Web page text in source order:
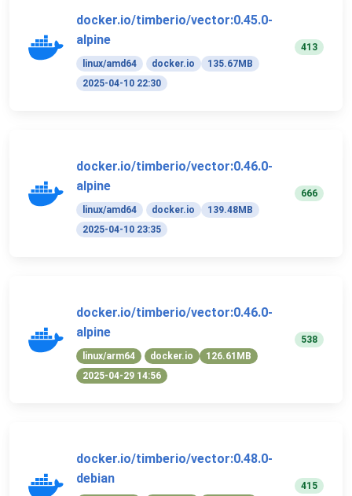
docker.io/timberio/vector:0.45.0-
alpine
linux/amd64 docker.io
135.67MB
2025-04-10 22:30
413
docker.io/timberio/vector:0.46.0-
alpine
linux/amd64 docker.io
139.48MB
2025-04-10 23:35
666
docker.io/timberio/vector:0.46.0-
alpine
linux/arm64 docker.io
126.61MB
2025-04-29 14:56
538
docker.io/timberio/vector:0.48.0-
debian
415